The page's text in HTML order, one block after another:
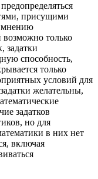
присущими
мнению
только
задатки
способность,
только
условий для
желательны,
задатков
но для
в них нет
включая